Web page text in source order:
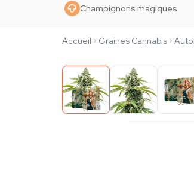
Champignons magiques
Accueil Graines Cannabis